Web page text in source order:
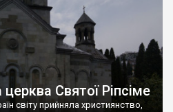
Святої Ріпсіме
світу прийняла християнство,